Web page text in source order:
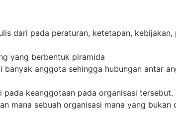
dari pada peraturan, ketetapan, kebijakan,
yang berbentuk piramida
banyak anggota sehingga hubungan antar
keanggotaan pada organisasi tersebut.
mana sebuah organisasi mana yang bukan